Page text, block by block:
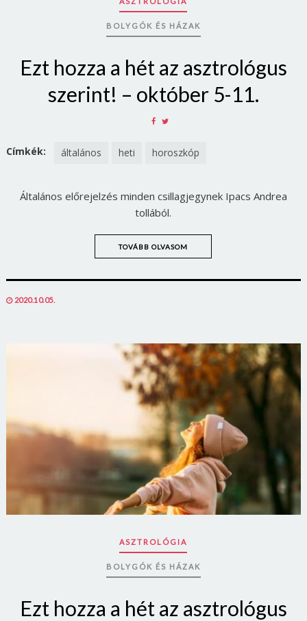
BOLYGÓK ÉS HÁZAK
Ezt hozza a hét az asztrológus
szerint! – október 5-11.
SHARE
FACEBOOK
TWITTER
Címkék: általános heti horoszkóp
Általános előrejelzés minden csillagjegynek Ipacs Andrea
tollából.
TOVÁBB OLVASOM
POSTED
2020.10.05.
ASZTROLÓGIA
BOLYGÓK ÉS HÁZAK
Ezt hozza a hét az asztrológus